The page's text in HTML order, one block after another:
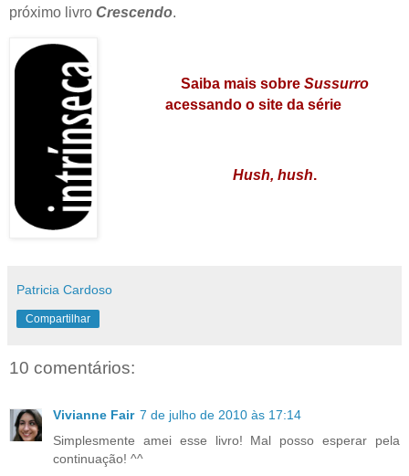
próximo livro Crescendo.
Saiba mais sobreSussurro
acessando o site da série
Hush, hush.
Patricia Cardoso
Compartilhar
10 comentários:
Vivianne Fair 7 de julho de 2010 às 17:14
Simplesmente amei esse livro! Mal posso esperar pela
continuação! ^^